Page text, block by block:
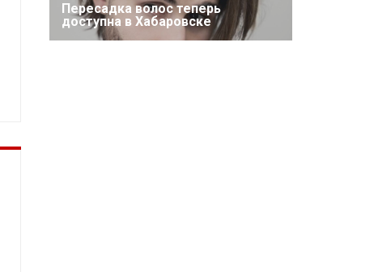
Пересадка волос теперь
доступна в Хабаровске